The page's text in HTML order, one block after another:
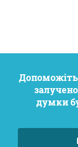
Допоможіть в зміцненні громадянської
думки